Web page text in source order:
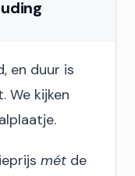
en duur is
We kijken
mét de